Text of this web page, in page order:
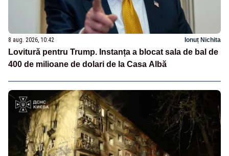
8 aug. 2026, 10:42 Ionuț Nichita
Lovitură pentru Trump. Instanța a blocat sala de bal de
400 de milioane de dolari de la Casa Albă